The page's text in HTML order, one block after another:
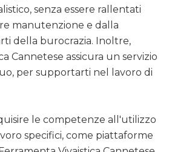
senza essere rallentati
manutenzione e dalla
della burocrazia. Inoltre,
Cannetese assicura un servizio
per supportarti nel lavoro di
le competenze all'utilizzo
specifici, come piattaforme